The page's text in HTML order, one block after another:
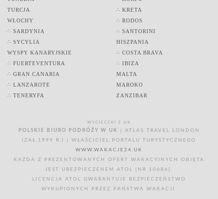
TURCJA
WŁOCHY
∴ SARDYNIA
∴ SYCYLIA
WYSPY KANARYJSKIE
∴ FUERTEVENTURA
∴ GRAN CANARIA
∴ LANZAROTE
∴ TENERYFA
∴ KRETA
∴ RODOS
∴ SANTORINI
HISZPANIA
∴ COSTA BRAVA
∴ IBIZA
MALTA
MAROKO
ZANZIBAR
WYCIECZKI Z UK
POLSKIE BIURO PODRÓŻY W UK
| ATLAS TRAVEL LONDON
(ZAŁ.1999 R.) | WŁAŚCICIEL PORTALU TURYSTYCZNEGO
WWW.WAKACJE24.UK
KAŻDA Z PREZENTOWANYCH OFERT WAKACYJNYCH OBJĘTA
JEST UBEZPIECZENEM ATOL [NR 10686].
LICENCJA ATOL GWARANTUJE BEZPIECZEŃSTWO
WYKUPIONYCH PRZEZ PAŃSTWA WAKACJI.